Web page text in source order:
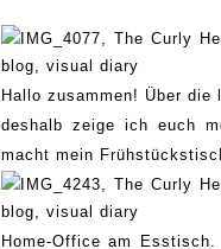
Hallo zusammen! Über die
deshalb zeige ich euch
macht mein
Home-Office am